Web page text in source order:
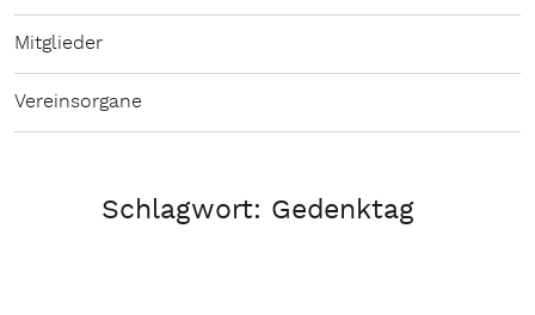
Mitglieder
Vereinsorgane
Schlagwort: Gedenktag